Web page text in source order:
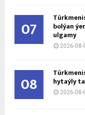
07 bolýan
ulgamy
2026-08-
08 hytaýly
2026-08-